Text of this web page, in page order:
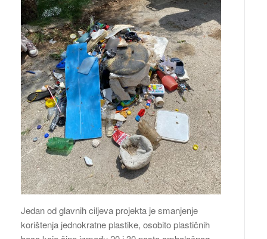
Jedan od glavnih ciljeva projekta je smanjenje
korištenja jednokratne plastike, osobito plastičnih